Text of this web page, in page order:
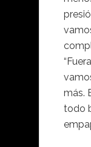
más.
todo